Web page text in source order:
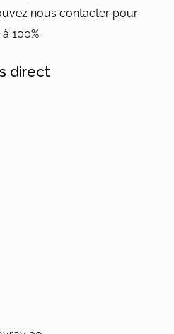
nous contacter pour
100%.
direct